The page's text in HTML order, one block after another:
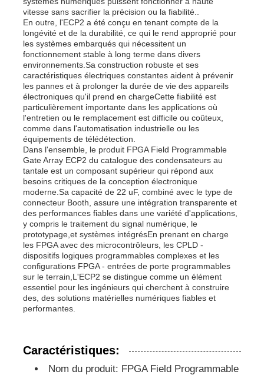
Unité de microcontrôleur de MCU
Système SOC sur puce
IC de l'unité MPU
CPLD PLD
Détecteur thermique infrarouge
Puce de DSP IC
Puce de mémoire de DRACHME
puce d'eeprom
Puce SRAM
vitesse sans sacrifier la précision ou la fiabilité..
En outre, l'ECP2 a été conçu en tenant compte de la
longévité et de la durabilité, ce qui le rend approprié pour
les systèmes embarqués qui nécessitent un
fonctionnement stable à long terme dans divers
environnements.Sa construction robuste et ses
caractéristiques électriques constantes aident à prévenir
les pannes et à prolonger la durée de vie des appareils
électroniques qu'il prend en chargeCette fiabilité est
particulièrement importante dans les applications où
l'entretien ou le remplacement est difficile ou coûteux,
comme dans l'automatisation industrielle ou les
équipements de télédétection.
Dans l'ensemble, le produit FPGA Field Programmable
Gate Array ECP2 du catalogue des condensateurs au
tantale est un composant supérieur qui répond aux
besoins critiques de la conception électronique
moderne.Sa capacité de 22 uF, combiné avec le type de
connecteur Booth, assure une intégration transparente et
des performances fiables dans une variété d'applications,
y compris le traitement du signal numérique, le
prototypage,et systèmes intégrésEn prenant en charge
les FPGA avec des microcontrôleurs, les CPLD -
dispositifs logiques programmables complexes et les
configurations FPGA - entrées de porte programmables
sur le terrain,L'ECP2 se distingue comme un élément
essentiel pour les ingénieurs qui cherchent à construire
des, des solutions matérielles numériques fiables et
performantes.
Caractéristiques:
Nom du produit: FPGA Field Programmable